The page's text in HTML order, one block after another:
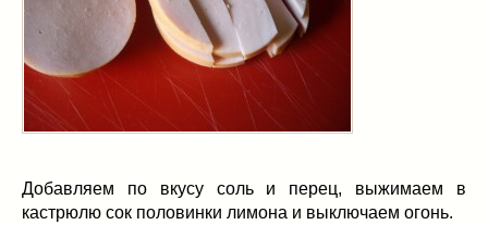
Добавляем по вкусу соль и перец, выжимаем в
кастрюлю сок половинки лимона и выключаем огонь.